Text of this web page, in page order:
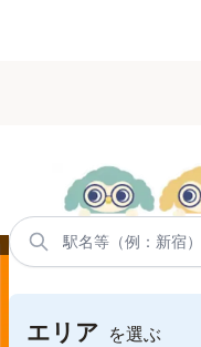
エリア を選ぶ